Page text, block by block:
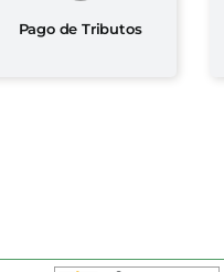
Pago de Tributos